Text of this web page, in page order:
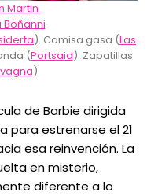
Martin
Boñanni
). Camisa gasa (Las
(Portsaid). Zapatillas
)
de Barbie dirigida
para estrenarse el 21
esa reinvención. La
en misterio,
diferente a lo